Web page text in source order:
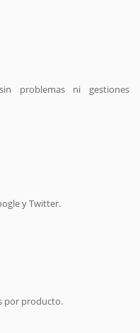
problemas ni gestiones
y Twitter.
por producto.